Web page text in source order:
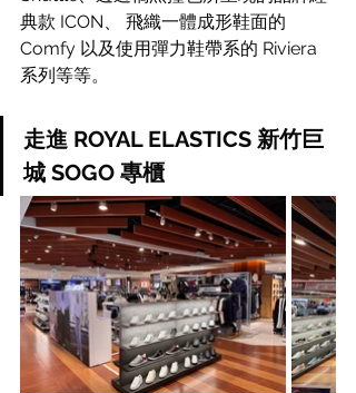
典款 ICON、 飛織一體成形鞋面的
Comfy 以及使用彈力鞋帶系的 Riviera
系列等等。
走進 ROYAL ELASTICS 新竹巨
城 SOGO 專櫃